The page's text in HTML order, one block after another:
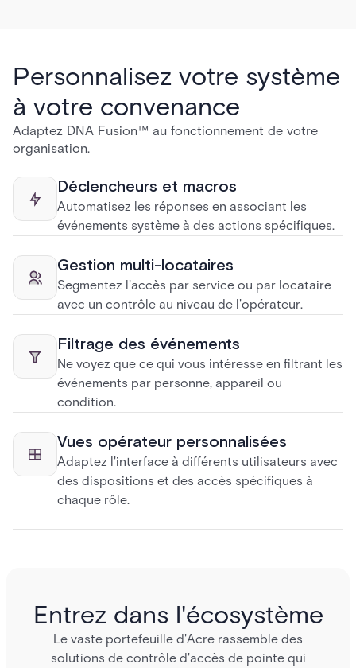
Personnalisez votre système
à votre convenance
Adaptez DNA Fusion™ au fonctionnement de votre
organisation.
Déclencheurs et macros
Automatisez les réponses en associant les
événements système à des actions spécifiques.
Gestion multi-locataires
Segmentez l'accès par service ou par locataire
avec un contrôle au niveau de l'opérateur.
Filtrage des événements
Ne voyez que ce qui vous intéresse en filtrant les
événements par personne, appareil ou
condition.
Vues opérateur personnalisées
Adaptez l'interface à différents utilisateurs avec
des dispositions et des accès spécifiques à
chaque rôle.
Entrez dans l'écosystème
Le vaste portefeuille d'Acre rassemble des
solutions de contrôle d'accès de pointe qui